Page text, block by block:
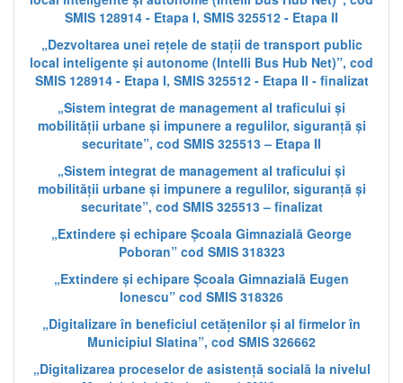
SMIS 128914 - Etapa I, SMIS 325512 - Etapa II
„Dezvoltarea unei rețele de stații de transport public
local inteligente și autonome (Intelli Bus Hub Net)”, cod
SMIS 128914 - Etapa I, SMIS 325512 - Etapa II - finalizat
„Sistem integrat de management al traficului și
mobilității urbane și impunere a regulilor, siguranță și
securitate”, cod SMIS 325513 – Etapa II
„Sistem integrat de management al traficului și
mobilității urbane și impunere a regulilor, siguranță și
securitate”, cod SMIS 325513 – finalizat
„Extindere și echipare Școala Gimnazială George
Poboran” cod SMIS 318323
„Extindere și echipare Școala Gimnazială Eugen
Ionescu” cod SMIS 318326
„Digitalizare în beneficiul cetățenilor și al firmelor în
Municipiul Slatina”, cod SMIS 326662
„Digitalizarea proceselor de asistență socială la nivelul